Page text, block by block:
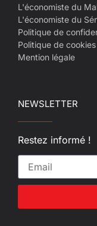
L'économiste du
L'économiste du
Politique de
Politique de cookies
Mention légale
NEWSLETTER
Restez informé !